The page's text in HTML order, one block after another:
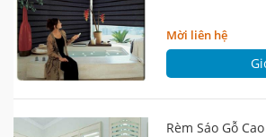
Mời liên hệ
Rèm Sáo Gỗ